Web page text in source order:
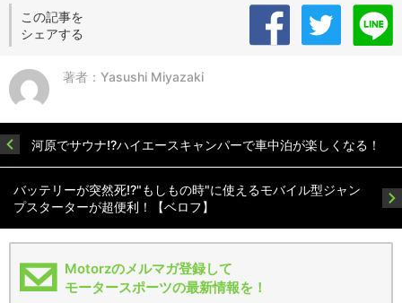
この記事を
シェアする
著者：Yasushi Miyazaki
河原でサウナ!?ハイエースキャンパーで車中泊が楽しくなる！
バッテリーが突然死!?"もしもの時"に使えるモバイル型ジャン
プスターターが超便利！【ベロフ】
Motorzのメルマガ登録して
モータースポーツの最新情報を！